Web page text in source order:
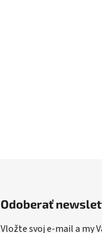
Odoberať
Vložte svoj e-mail a my